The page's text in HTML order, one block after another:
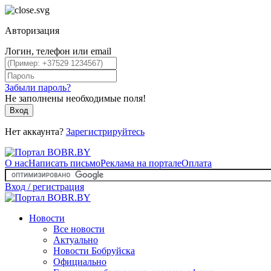
Авторизация
Логин, телефон или email
Забыли пароль?
Не заполнены необходимые поля!
Вход
Нет аккаунта? Зарегистрируйтесь
О насНаписать письмоРеклама на порталеОплата
Вход / регистрация
Новости
Все новости
Актуально
Новости Бобруйска
Официально